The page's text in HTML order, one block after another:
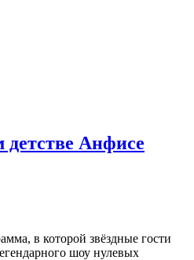
Анфисе
в которой звёздные гости
шоу нулевых